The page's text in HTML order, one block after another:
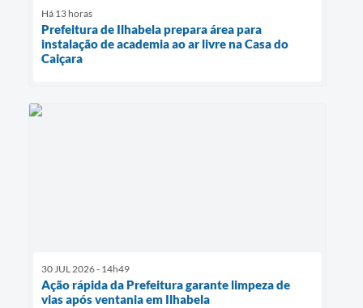
Há 13 horas
Prefeitura de Ilhabela prepara área para
instalação de academia ao ar livre na Casa do
Caiçara
30 JUL 2026 - 14h49
Ação rápida da Prefeitura garante limpeza de
vias após ventania em Ilhabela